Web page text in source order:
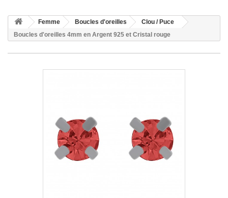
Femme Boucles d'oreilles
Clou / Puce
Boucles d'oreilles 4mm en Argent 925 et Cristal rouge